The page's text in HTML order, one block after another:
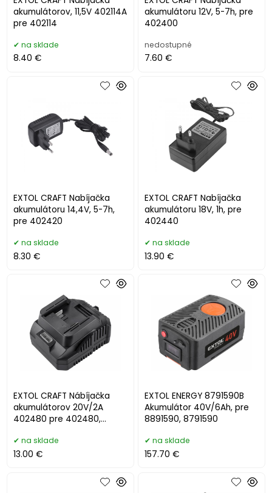
akumulátorov, 11,5V 402114A
pre 402114
na sklade
8.40 €
akumulátoru 12V, 5-7h, pre
402400
nedostupné
7.60 €
EXTOL CRAFT Nabíjačka
akumulátoru 14,4V, 5-7h,
pre 402420
na sklade
8.30 €
EXTOL CRAFT Nabíjačka
akumulátoru 18V, 1h, pre
402440
na sklade
13.90 €
EXTOL CRAFT Nábíjačka
akumulátorov 20V/2A
402480 pre 402480,
na sklade
13.00 €
EXTOL ENERGY 8791590B
Akumulátor 40V/6Ah, pre
8891590, 8791590
na sklade
157.70 €